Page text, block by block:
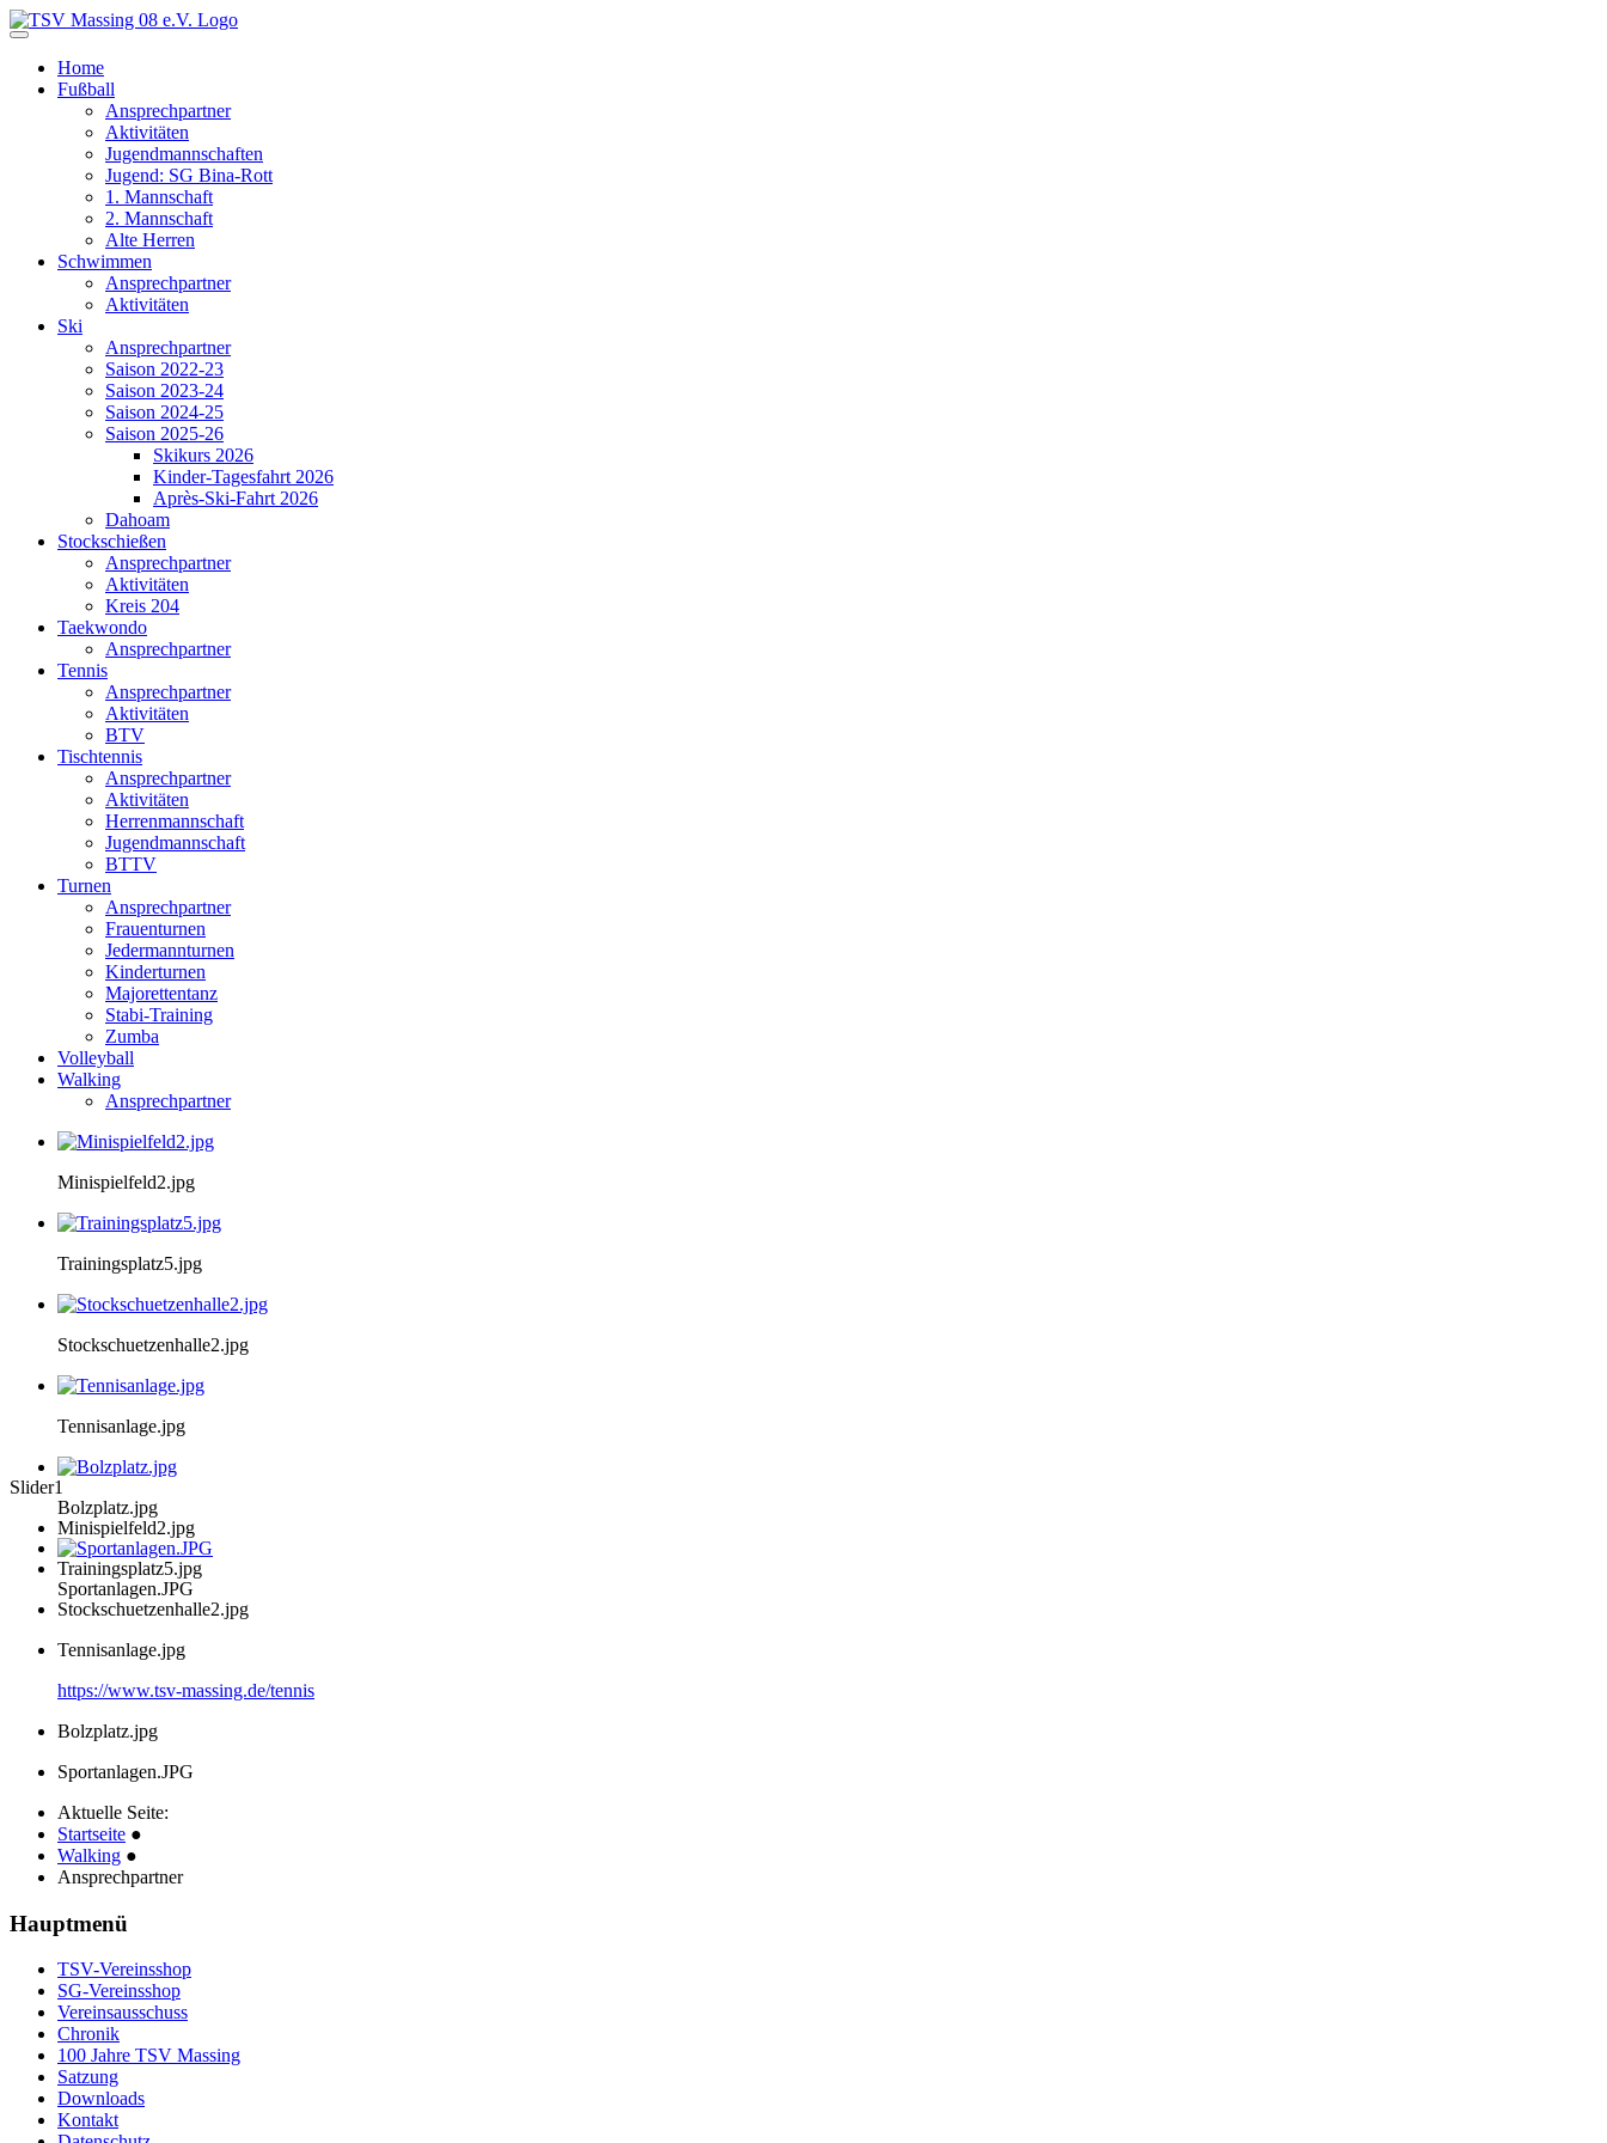
Home
Fußball
Ansprechpartner
Aktivitäten
Jugendmannschaften
Jugend: SG Bina-Rott
1. Mannschaft
2. Mannschaft
Alte Herren
Schwimmen
Ansprechpartner
Aktivitäten
Ski
Ansprechpartner
Saison 2022-23
Saison 2023-24
Saison 2024-25
Saison 2025-26
Skikurs 2026
Kinder-Tagesfahrt 2026
Après-Ski-Fahrt 2026
Dahoam
Stockschießen
Ansprechpartner
Aktivitäten
Kreis 204
Taekwondo
Ansprechpartner
Tennis
Ansprechpartner
Aktivitäten
BTV
Tischtennis
Ansprechpartner
Aktivitäten
Herrenmannschaft
Jugendmannschaft
BTTV
Turnen
Ansprechpartner
Frauenturnen
Jedermannturnen
Kinderturnen
Majorettentanz
Stabi-Training
Zumba
Volleyball
Walking
Ansprechpartner
Minispielfeld2.jpg
Trainingsplatz5.jpg
Stockschuetzenhalle2.jpg
Tennisanlage.jpg
Bolzplatz.jpg
Sportanlagen.JPG
Slider1
Minispielfeld2.jpg
Trainingsplatz5.jpg
Stockschuetzenhalle2.jpg
Tennisanlage.jpg
https://www.tsv-massing.de/tennis
Bolzplatz.jpg
Sportanlagen.JPG
Aktuelle Seite:
Startseite ●
Walking ●
Ansprechpartner
Hauptmenü
TSV-Vereinsshop
SG-Vereinsshop
Vereinsausschuss
Chronik
100 Jahre TSV Massing
Satzung
Downloads
Kontakt